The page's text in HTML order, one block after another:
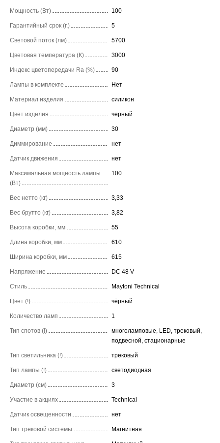
Мощность (Вт) 100
Гарантийный срок (г.) 5
Световой поток (лм) 5700
Цветовая температура (К) 3000
Индекс цветопередачи Ra (%) 90
Лампы в комплекте Нет
Материал изделия силикон
Цвет изделия черный
Диаметр (мм) 30
Диммирование нет
Датчик движения нет
Максимальная мощность лампы
(Вт)
100
Вес нетто (кг) 3,33
Вес брутто (кг) 3,82
Высота коробки, мм 55
Длина коробки, мм 610
Ширина коробки, мм 615
Напряжение DC 48 V
Стиль Maytoni Technical
Цвет (!) чёрный
Количество ламп 1
Тип спотов (!)
многоламповые, LED, трековый,
подвесной, стационарные
Тип светильника (!) трековый
Тип лампы (!) светодиодная
Диаметр (см) 3
Участие в акциях Technical
Датчик освещенности нет
Тип трековой системы Магнитная